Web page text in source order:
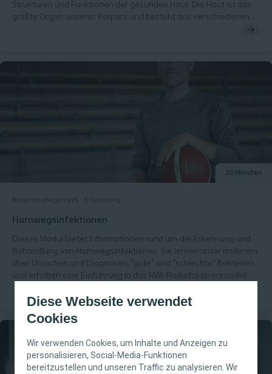
Diese Webseite verwendet
Cookies
Wir verwenden Cookies, um Inhalte und Anzeigen zu
personalisieren, Social-Media-Funktionen
bereitzustellen und unseren Traffic zu analysieren. Wir
Strukturen und Funktionen der gesunden Haut. Die Haut ist das
größte Organ unseres Körpers und besteht aus verschiedenen
Blasenmanagement E-Learning
20 Minuten
Harnwegsinfektionen
Dieses Modul bietet Informationen rund um die Erkennung und
Behandlung von Harnwegsinfektionen. Sie lernen unter anderem
über Ursachen und Diagnosen, "gute" und "schlechte" Bakterien
und erhalten eine Einführung in das HWI-Risikofaktorenmodell.